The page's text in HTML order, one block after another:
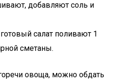
добавляют соль и
салат поливают 1
сметаны.
овоща, можно обдать